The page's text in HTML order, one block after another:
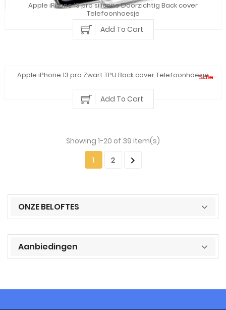
Apple iPhone 13 pro silicone Doorzichtig Back cover
Telefoonhoesje
Add To Cart
Sale
Apple iPhone 13 pro Zwart TPU Back cover Telefoonhoesje
Add To Cart
Showing 1-20 of 39 item(s)
1
2 
ONZE BELOFTES
Aanbiedingen